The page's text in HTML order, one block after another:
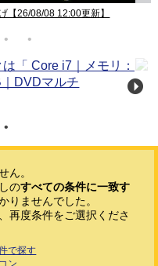
【26/08/08 12:00更新】
ん。
のすべての条件に一致す
りませんでした。
再度条件をご選択くださ
で探す
ン